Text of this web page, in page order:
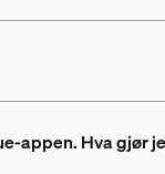
appen. Hva gjør